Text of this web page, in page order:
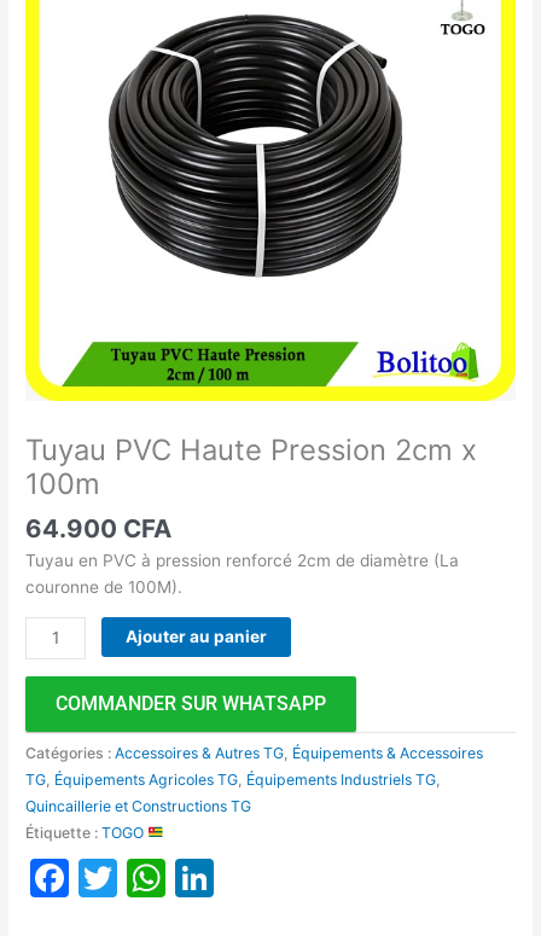
Tuyau PVC Haute Pression 2cm x
100m
64.900 CFA
Tuyau en PVC à pression renforcé 2cm de diamètre (La
couronne de 100M).
Ajouter au panier
COMMANDER SUR WHATSAPP
Catégories :Accessoires & Autres TG Équipements & Accessoires
TG Équipements Agricoles TG Équipements Industriels TG
Quincaillerie et Constructions TG
Étiquette :TOGO
Facebook
TwitterWhatsApp